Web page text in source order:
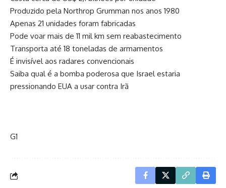
Produzido pela Northrop Grumman nos anos 1980
Apenas 21 unidades foram fabricadas
Pode voar mais de 11 mil km sem reabastecimento
Transporta até 18 toneladas de armamentos
É invisível aos radares convencionais
Saiba qual é a bomba poderosa que Israel estaria
pressionando EUA a usar contra Irã
G1